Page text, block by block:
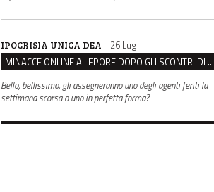
IPOCRISIA UNICA DEA il 26 Lug
MINACCE ONLINE A LEPORE DOPO GLI SCONTRI DI BOLOGNA, ASSEGNATA LA SCORTA AL SINDACO
Bello, bellissimo, gli assegneranno uno degli agenti feriti la
settimana scorsa o uno in perfetta forma?